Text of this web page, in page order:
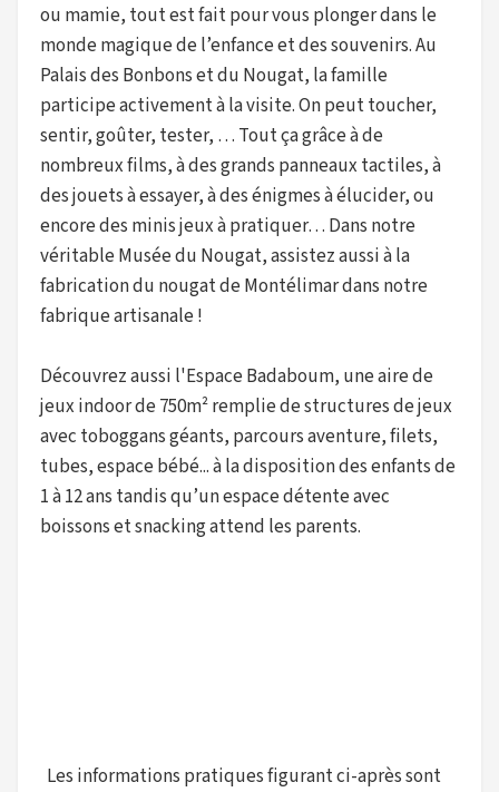
ou mamie, tout est fait pour vous plonger dans le
monde magique de l’enfance et des souvenirs. Au
Palais des Bonbons et du Nougat, la famille
participe activement à la visite. On peut toucher,
sentir, goûter, tester, … Tout ça grâce à de
nombreux films, à des grands panneaux tactiles, à
des jouets à essayer, à des énigmes à élucider, ou
encore des minis jeux à pratiquer… Dans notre
véritable Musée du Nougat, assistez aussi à la
fabrication du nougat de Montélimar dans notre
fabrique artisanale !
Découvrez aussi l'Espace Badaboum, une aire de
jeux indoor de 750m² remplie de structures de jeux
avec toboggans géants, parcours aventure, filets,
tubes, espace bébé... à la disposition des enfants de
1 à 12 ans tandis qu’un espace détente avec
boissons et snacking attend les parents.
Les informations pratiques figurant ci-après sont